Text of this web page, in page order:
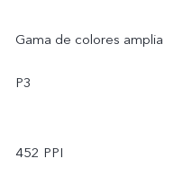
Gama de colores amplia
P3
452 PPI